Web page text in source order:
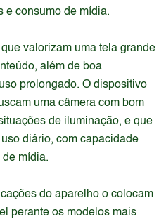
e consumo de mídia.
valorizam uma tela grande
além de boa
prolongado. O dispositivo
uma câmera com bom
de iluminação, e que
diário, com capacidade
de mídia.
do aparelho o colocam
perante os modelos mais